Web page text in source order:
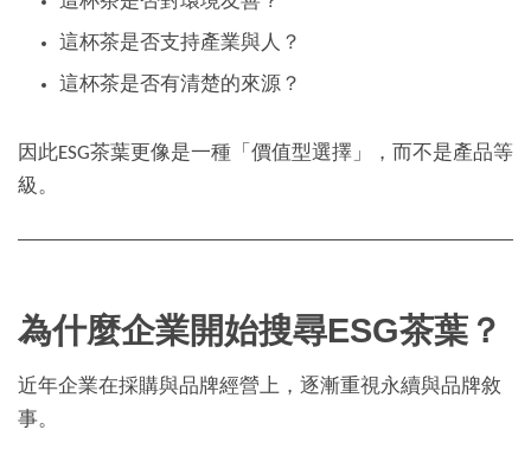
這杯茶是否支持產業與人？
這杯茶是否有清楚的來源？
因此ESG茶葉更像是一種「價值型選擇」，而不是產品等
級。
為什麼企業開始搜尋ESG茶葉？
近年企業在採購與品牌經營上，逐漸重視永續與品牌敘
事。